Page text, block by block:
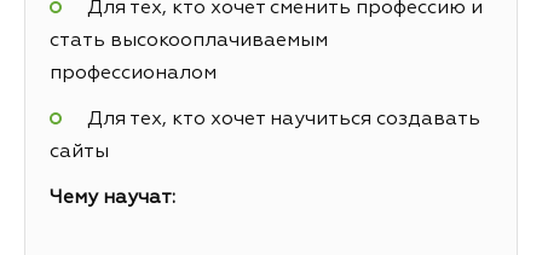
Для тех, кто хочет сменить профессию и
стать высокооплачиваемым
профессионалом
Для тех, кто хочет научиться создавать
сайты
Чему научат: